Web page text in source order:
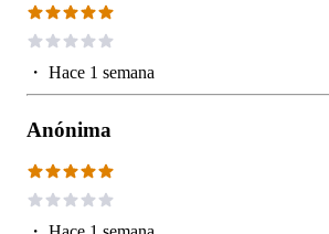
・ Hace 1 semana
Anónima